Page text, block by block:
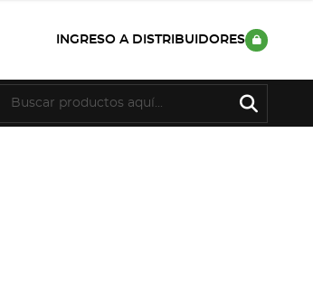
INGRESO A DISTRIBUIDORES